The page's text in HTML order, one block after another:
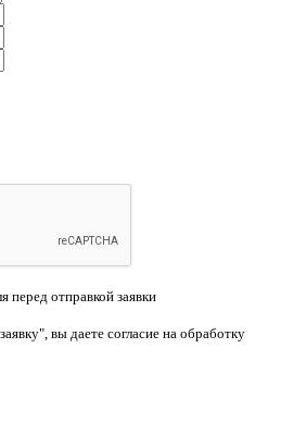
перед отправкой заявки
вы даете согласие на обработку